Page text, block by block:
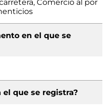
Comercio al por
en el que se
el que se registra?